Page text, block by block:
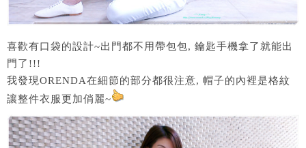
喜歡有口袋的設計~出門都不用帶包包, 鑰匙手機拿了就能出
門了!!!
我發現ORENDA在細節的部分都很注意, 帽子的內裡是格紋
讓整件衣服更加俏麗~